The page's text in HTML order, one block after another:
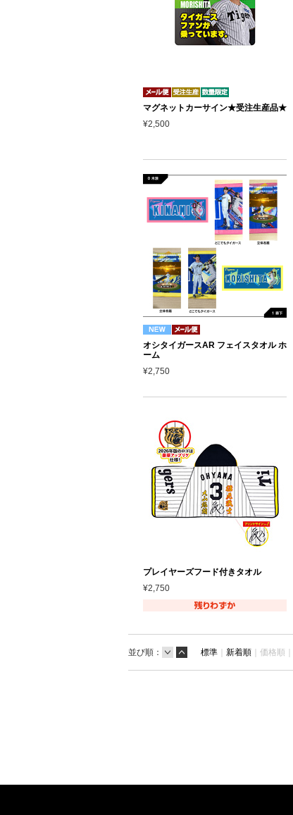
マグネットカーサイン★受注生産品★
¥2,500
オシタイガースAR フェイスタオル ホ
ーム
¥2,750
プレイヤーズフード付きタオル
¥2,750
並び順： 標準 ｜ 新着順 ｜ 価格順｜